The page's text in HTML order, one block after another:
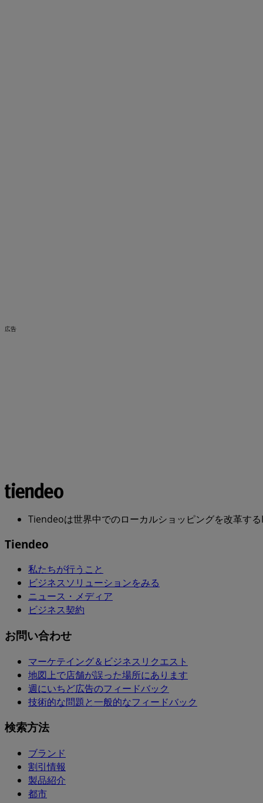
広告
Tiendeoは世界中でのローカルショッピングを改革する
Tiendeo
私たちが行うこと
ビジネスソリューションをみる
ニュース・メディア
ビジネス契約
お問い合わせ
マーケテイング＆ビジネスリクエスト
地図上で店舗が誤った場所にあります
週にいちど広告のフィードバック
技術的な問題と一般的なフィードバック
検索方法
ブランド
割引情報
製品紹介
都市